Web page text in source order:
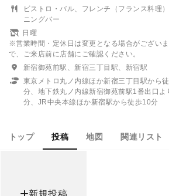
ビストロ・バル、フレンチ（フランス料理
ニングバー
日曜
※営業時間・定休日は変更となる場合がござい
で、ご来店前に店舗にご確認ください。
新宿御苑前駅、新宿三丁目駅、新宿駅
東京メトロ丸ノ内線ほか新宿三丁目駅から
分、地下鉄丸ノ内線新宿御苑前駅1番出口よ
分、JR中央本線ほか新宿駅から徒歩10分
トップ 投稿 地図 関連リスト
新規投稿